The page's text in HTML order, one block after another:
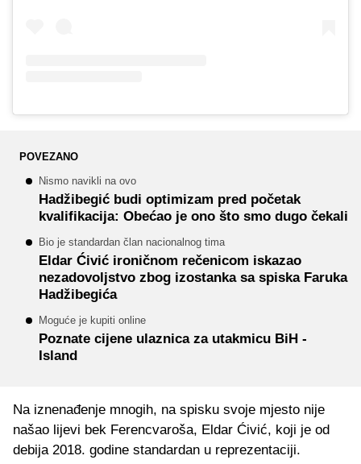
POVEZANO
Nismo navikli na ovo
Hadžibegić budi optimizam pred početak
kvalifikacija: Obećao je ono što smo dugo čekali
Bio je standardan član nacionalnog tima
Eldar Ćivić ironičnom rečenicom iskazao
nezadovoljstvo zbog izostanka sa spiska Faruka
Hadžibegića
Moguće je kupiti online
Poznate cijene ulaznica za utakmicu BiH -
Island
Na iznenađenje mnogih, na spisku svoje mjesto nije
našao lijevi bek Ferencvaroša, Eldar Ćivić, koji je od
debija 2018. godine standardan u reprezentaciji.